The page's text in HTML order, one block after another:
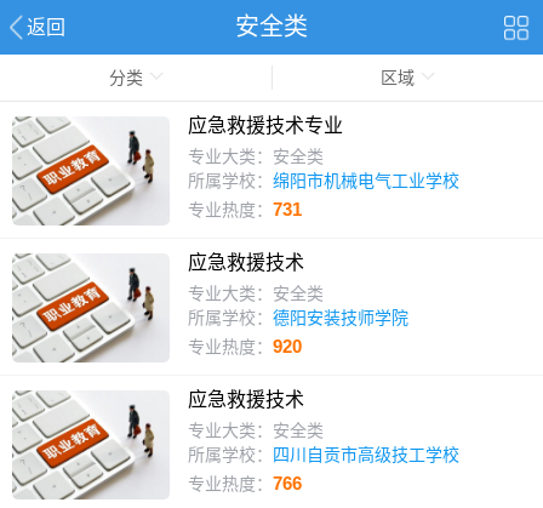
返回 安全类
分类 区域
应急救援技术专业
专业大类：安全类
所属学校： 绵阳市机械电气工业学校
专业热度： 731
应急救援技术
专业大类：安全类
所属学校： 德阳安装技师学院
专业热度： 920
应急救援技术
专业大类：安全类
所属学校：
四川自贡市高级技工学校
专业热度： 766